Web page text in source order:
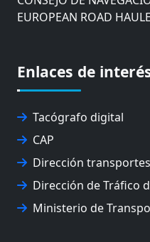
EUROPEAN ROAD
EUSKO IKASKUNTZA
FITRANS
GIZLOGA
JUNTA ARBITRAL DEL
MONDRAGÓN
UPV/EHU
Enlaces de
Tacógrafo digital
CAP
Dirección
Dirección de Tráfico
Ministerio de